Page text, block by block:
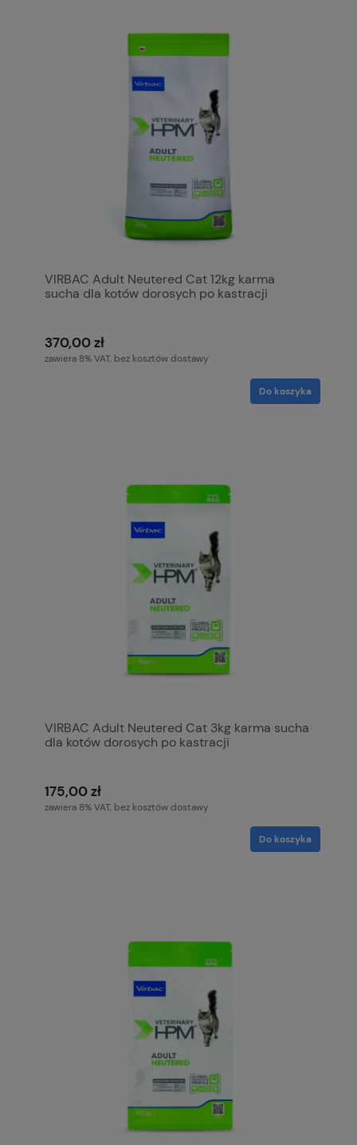
VIRBAC Adult Neutered Cat 12kg karma
sucha dla kotów dorosych po kastracji
370,00 zł
zawiera 8% VAT, bez kosztów dostawy
Do koszyka
VIRBAC Adult Neutered Cat 3kg karma sucha
dla kotów dorosych po kastracji
175,00 zł
zawiera 8% VAT, bez kosztów dostawy
Do koszyka